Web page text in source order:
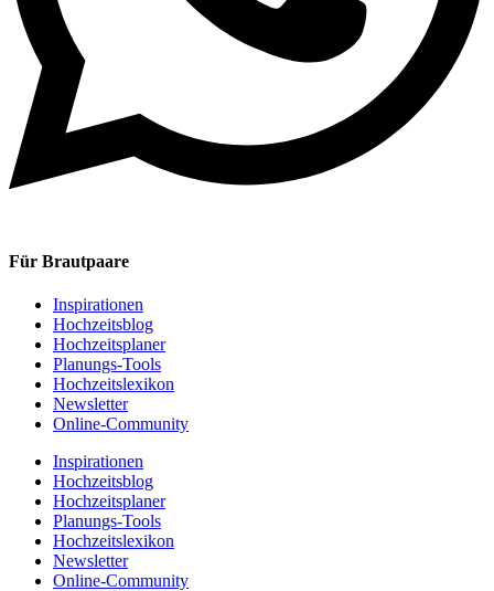
Für Brautpaare
Inspirationen
Hochzeitsblog
Hochzeitsplaner
Planungs-Tools
Hochzeitslexikon
Newsletter
Online-Community
Inspirationen
Hochzeitsblog
Hochzeitsplaner
Planungs-Tools
Hochzeitslexikon
Newsletter
Online-Community